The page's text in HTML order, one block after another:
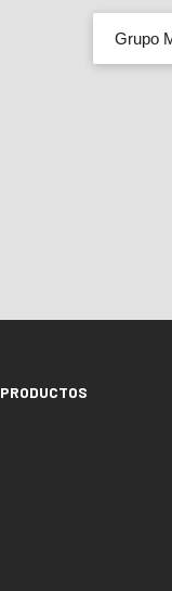
Grupo
PRODUCTOS